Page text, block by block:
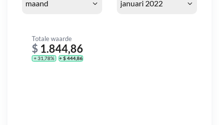
Totale waarde
$ 1.844,86
+ 31,78% + $ 444,86